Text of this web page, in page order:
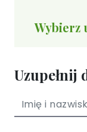
Wybierz
Uzupełnij